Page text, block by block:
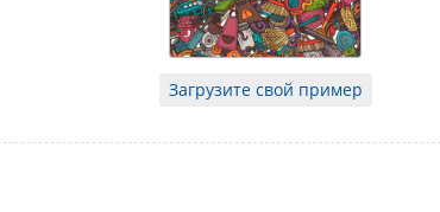
Загрузите свой пример